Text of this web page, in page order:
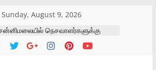
Sunday, August 9, 2026
நெசவாளர்களுக்கு
முகாம்
வருமான வரி சங்க